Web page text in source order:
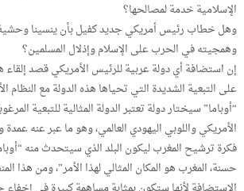
الإسلامية خدمة لمصالحها؟
وهل خطاب رئيس أمريكي جديد كفيل بأن ينسينا وحشية
وهمجيته في الحرب على الإسلام وإذلال المسلمين؟
إن استضافة أي دولة عربية للرئيس الأمريكي قصد
على التبعية الشديدة التي تحياها هذه الدولة مع النظام
“أوباما” سيختار دولة تعتبر الدولة المثالية للتبعية
الأمريكي واللوبي اليهودي العالمي، وهو ما عبر عنه
فكرة ترشيح المغرب ليكون البلد الذي سيتحدث منه
حسنة، المغرب هو المكان المثالي لهذا الأمر”، ومن هذا